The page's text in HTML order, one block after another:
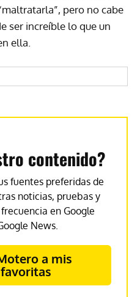
pero no cabe
ser increíble lo que un
ella.
contenido?
fuentes preferidas de
noticias, pruebas y
en Google
News.
a mis